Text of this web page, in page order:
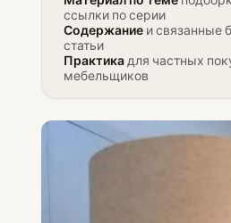
ссылки по серии
Содержание и связанные
статьи
Практикадля частных
мебельщиков